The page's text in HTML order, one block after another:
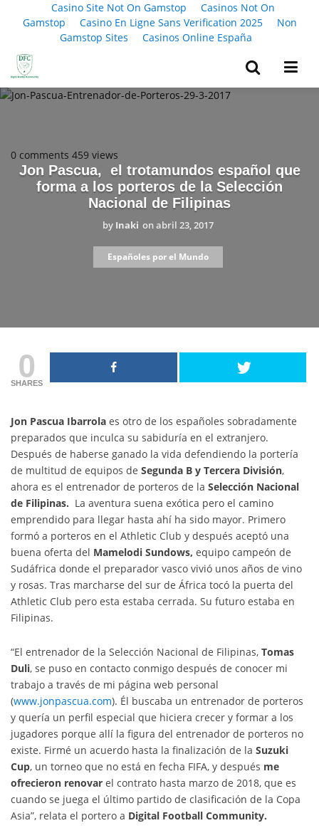
Casino Site Not On Gamstop
Casinos Not On
Gamstop
Casino En Ligne Sans Verification 2025
Non
Gamstop Sites
Casinos Online España
0 comments 459 views
Jon Pascua, el trotamundos español que
forma a los porteros de la Selección
Nacional de Filipinas
by Inaki onabril 23, 2017
Españoles por el Mundo
0
SHARES
Jon Pascua Ibarrola es otro de los españoles sobradamente
preparados que inculca su sabiduría en el extranjero.
Después de haberse ganado la vida defendiendo la portería
de multitud de equipos de Segunda B y Tercera División,
ahora es el entrenador de porteros de la Selección Nacional
de Filipinas. La aventura suena exótica pero el camino
emprendido para llegar hasta ahí ha sido mayor. Primero
formó a porteros en el Athletic Club y después aceptó una
buena oferta del Mamelodi Sundows, equipo campeón de
Sudáfrica donde el preparador vasco vivió unos años de vino
y rosas. Tras marcharse del sur de África tocó la puerta del
Athletic Club pero esta estaba cerrada. Su futuro estaba en
Filipinas.
“El entrenador de la Selección Nacional de Filipinas, Tomas
Duli, se puso en contacto conmigo después de conocer mi
trabajo a través de mi página web personal
(www.jonpascua.com). Él buscaba un entrenador de porteros
y quería un perfil especial que hiciera crecer y formar a los
jugadores porque allí la figura del entrenador de porteros no
existe. Firmé un acuerdo hasta la finalización de la Suzuki
Cup, un torneo que no está en fecha FIFA, y después me
ofrecieron renovar el contrato hasta marzo de 2018, que es
cuando se juega el último partido de clasificación de la Copa
Asia”, relata el portero a Digital Football Community.